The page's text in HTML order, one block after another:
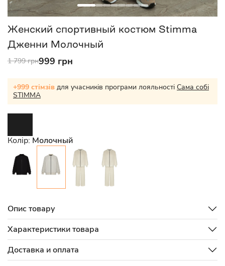
Женский спортивный костюм Stimma
Дженни Молочный
1 799 грн999 грн
+999 стімзів для учасників програми лояльності Сама собі
STIMMA
Колір: Молочный
Опис товару
Характеристики товара
Доставка и оплата